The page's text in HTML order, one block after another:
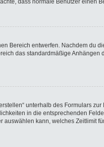
dass normale Benutzer einen
Bereich entwerfen. Nachdem du
das standardmäßige
unterhalb des Formulars
in die entsprechenden
kann, welches Zeitlimit